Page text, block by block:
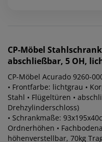
CP-Möbel Stahlschrank
abschließbar, 5 OH,
CP-Möbel Acurado 9260-
• Frontfarbe: lichtgrau •
Stahl • Flügeltüren •
Drehzylinderschloss)
• Schrankmaße:
Ordnerhöhen •
höhenverstellbar, 70kg